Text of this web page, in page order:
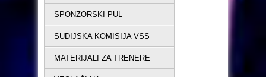
SPONZORSKI PUL
SUDIJSKA KOMISIJA VSS
MATERIJALI ZA TRENERE